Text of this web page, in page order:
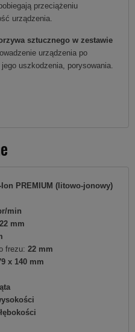
przeciążeniu
urządzenia.
sztucznego w zestawie
urządzenia po
uszkodzenia, porysowania.
Ion PREMIUM (litowo-jonowy)
min
22 mm
frezu: 22 mm
x 140 mm